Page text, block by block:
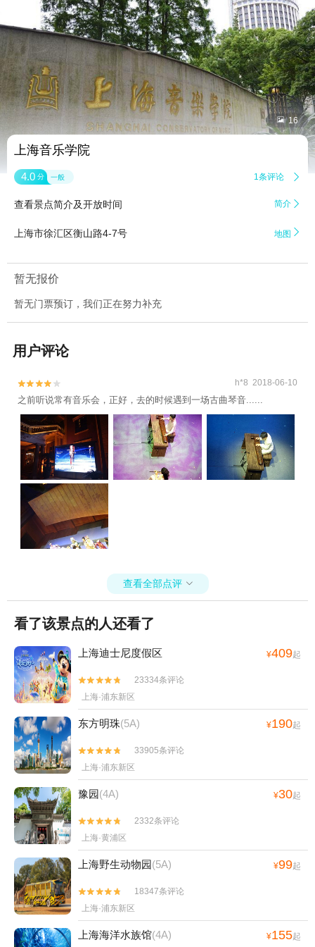
 16
上海音乐学院
4.0 分 一般 1条评论 
查看景点简介及开放时间 简介 
上海市徐汇区衡山路4-7号 地图 
暂无报价
暂无门票预订，我们正在努力补充
用户评论

 h*8 2018-06-10
之前听说常有音乐会，正好，去的时候遇到一场古曲琴音......
查看全部点评 
看了该景点的人还看了
上海迪士尼度假区 ¥409起


23334条评论
上海·浦东新区
东方明珠(5A) ¥190起


33905条评论
上海·浦东新区
豫园(4A) ¥30起


2332条评论
上海·黄浦区
上海野生动物园(5A) ¥99起


18347条评论
上海·浦东新区
上海海洋水族馆(4A) ¥155起